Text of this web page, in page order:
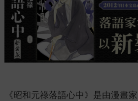
《昭和元祿落語心中》是由漫畫